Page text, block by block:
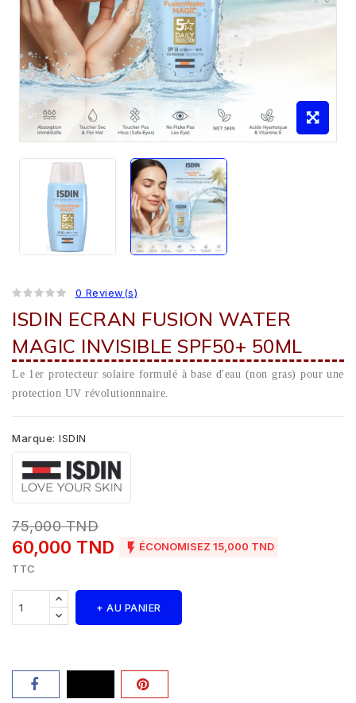
0 Review(s)
ISDIN ECRAN FUSION WATER
MAGIC INVISIBLE SPF50+ 50ML
Le 1er protecteur solaire formulé à base d'eau (non gras) pour une
protection UV révolutionnnaire.
Marque: ISDIN
75,000 TND
60,000 TND  ÉCONOMISEZ 15,000 TND
TTC
+ AU PANIER